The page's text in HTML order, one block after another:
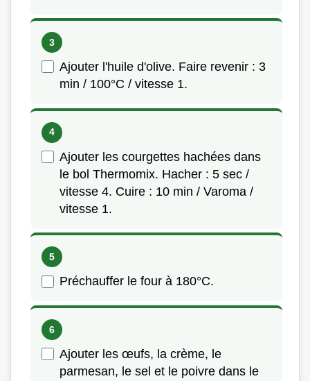
Ajouter l'huile d'olive. Faire revenir : 3
min / 100°C / vitesse 1.
Ajouter les courgettes hachées dans
le bol Thermomix. Hacher : 5 sec /
vitesse 4. Cuire : 10 min / Varoma /
vitesse 1.
Préchauffer le four à 180°C.
Ajouter les œufs, la crème, le
parmesan, le sel et le poivre dans le